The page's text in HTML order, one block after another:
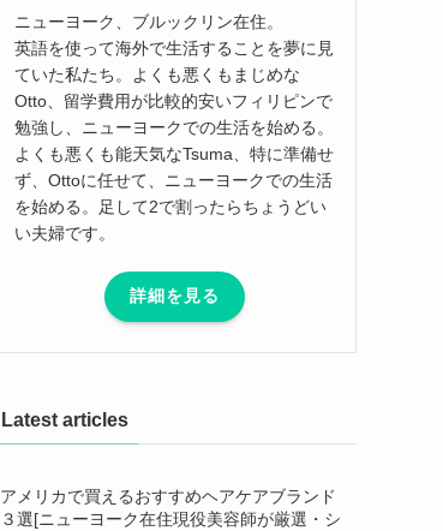
ニューヨーク、ブルックリン在住。
英語を使って海外で生活することを夢に見
ていた私たち。よくも悪くもまじめな
Otto、留学費用が比較的安いフィリピンで
勉強し、ニューヨークでの生活を始める。
よくも悪くも能天気なTsuma、特に準備せ
ず、Ottoに任せて、ニューヨークでの生活
を始める。足して2で割ったらちょうどい
い夫婦です。
詳細を見る
Latest articles
アメリカで買えるおすすめヘアケアブランド
３選[ニューヨーク在住現役美容師が厳選・シ